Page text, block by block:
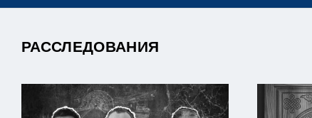
РАССЛЕДОВАНИЯ